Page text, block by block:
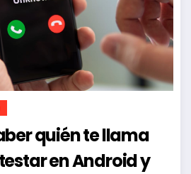
quién te llama
en Android y